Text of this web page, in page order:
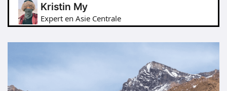
Kristin My
Expert en Asie Centrale